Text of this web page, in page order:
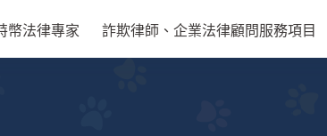
幣法律專家 詐欺律師、企業法律顧問服務項目